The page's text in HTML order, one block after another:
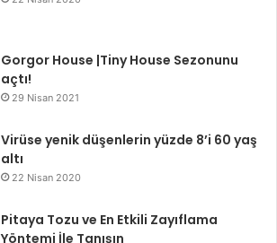
Gorgor House |Tiny House Sezonunu
açtı!
29 Nisan 2021
Virüse yenik düşenlerin yüzde 8’i 60 yaş
altı
22 Nisan 2020
Pitaya Tozu ve En Etkili Zayıflama
Yöntemi İle Tanışın